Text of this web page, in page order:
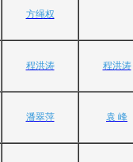
方绳权
程洪涛 程洪涛
潘翠萍 袁 峰